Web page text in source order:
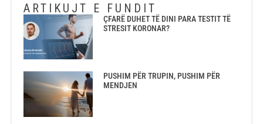
ARTIKUJT E FUNDIT
ÇFARË DUHET TË DINI PARA TESTIT TË
STRESIT KORONAR?
PUSHIM PËR TRUPIN, PUSHIM PËR
MENDJEN